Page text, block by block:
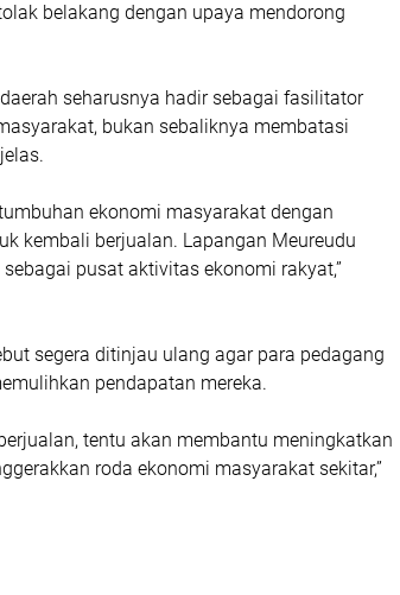
belakang dengan upaya mendorong
seharusnya hadir sebagai fasilitator
bukan sebaliknya membatasi
ekonomi masyarakat dengan
kembali berjualan. Lapangan Meureudu
pusat aktivitas ekonomi rakyat,”
segera ditinjau ulang agar para pedagang
pendapatan mereka.
tentu akan membantu meningkatkan
roda ekonomi masyarakat sekitar,”